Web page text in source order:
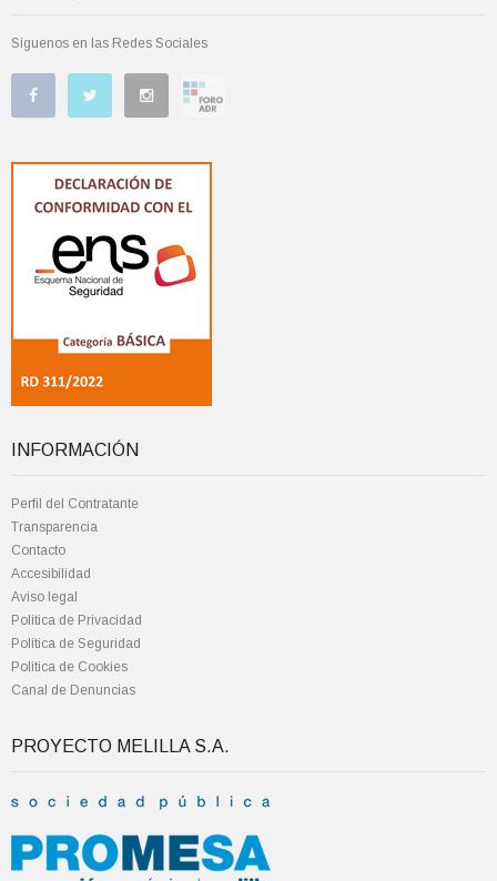
Síguenos en las Redes Sociales
INFORMACIÓN
Perfil del Contratante
Transparencia
Contacto
Accesibilidad
Aviso legal
Política de Privacidad
Política de Seguridad
Política de Cookies
Canal de Denuncias
PROYECTO MELILLA S.A.